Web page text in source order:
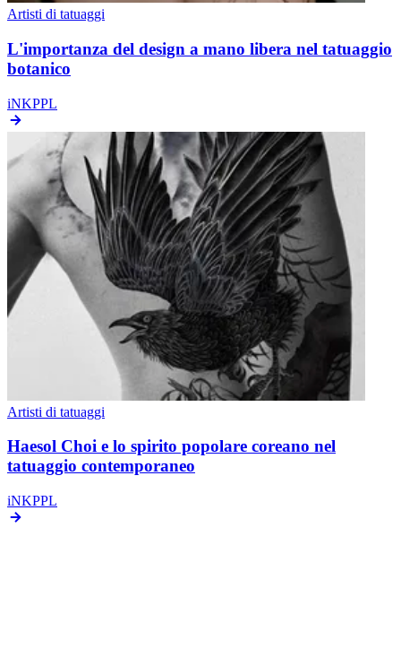
← Il tatuaggio in stile sketch di Luca Testadiferro
fotorealistica di Steve Butcher